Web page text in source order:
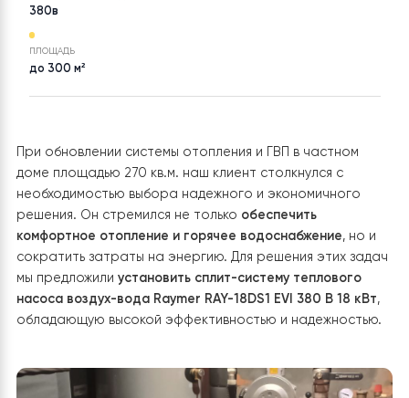
ТОВАР
Тепловой насос воздух-вода
Raymer RAY-18DS1-EVI на 18
кВт, инвертор до -30°C,
ПЛОЩАДЬ
до 300 м²
При обновлении системы отопления и ГВП в частном
доме площадью 270 кв.м. наш клиент столкнулся с
необходимостью выбора надежного и экономичного
решения. Он стремился не только
сократить затраты на энергию. Для решения этих